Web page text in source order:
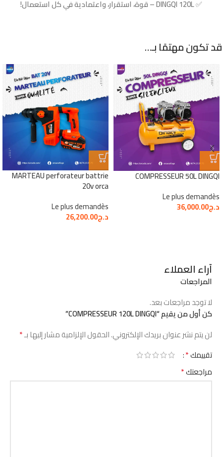
✅DINGQI 120L – قوة، استقرار، واعتمادية في كل استعمال!
قد تكون مهتمًا بـ…
COMPRESSEUR 50L DINGQI
Le plus demandès
د.ج36,000.00
MARTEAU perforateur battrie
20v orca
Le plus demandès
د.ج26,200.00
آراء العملاء
المراجعات
لا توجد مراجعات بعد.
كن أول من يقيم “COMPRESSEUR 120L DINGQI”
لن يتم نشر عنوان بريدك الإلكتروني.الحقول الإلزامية مشار إليها بـ*
تقييمك*
مراجعتك*